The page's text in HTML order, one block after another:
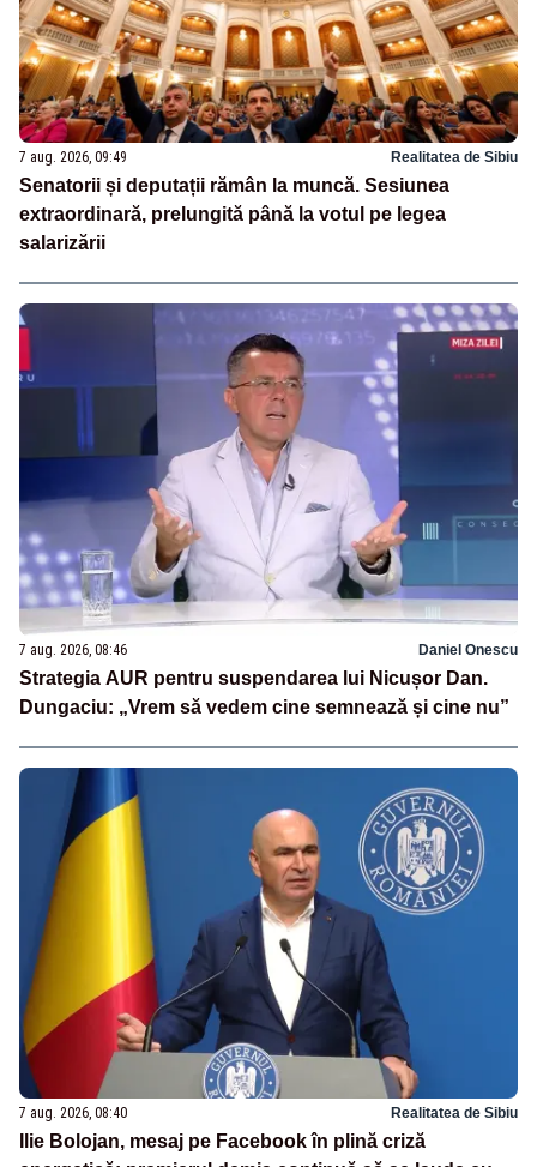
7 aug. 2026, 09:49 Realitatea de Sibiu
Senatorii și deputații rămân la muncă. Sesiunea
extraordinară, prelungită până la votul pe legea
salarizării
7 aug. 2026, 08:46 Daniel Onescu
Strategia AUR pentru suspendarea lui Nicușor Dan.
Dungaciu: „Vrem să vedem cine semnează și cine nu”
7 aug. 2026, 08:40 Realitatea de Sibiu
Ilie Bolojan, mesaj pe Facebook în plină criză